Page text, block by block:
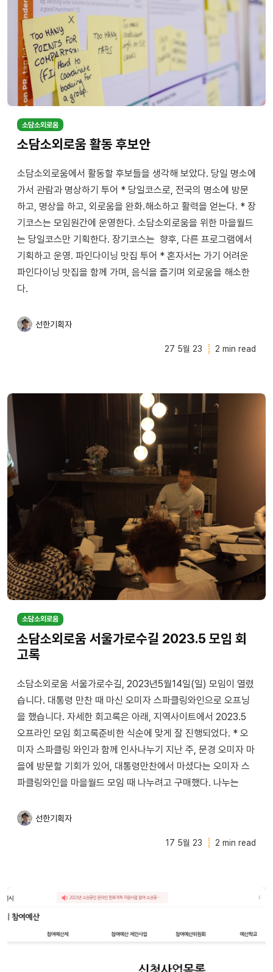
소담소외로움
소담소외로움 활동 후보안
소담소외로움에서 활동할 후보들을 생각해 보았다. 당일 명소에
가서 관람과 명상하기 투어 * 당일코스로, 전국의 명소에 방문
하고, 명상을 하고, 외로움을 완화.해소하고 활력을 얻는다. * 장
기코스는 모임원간에 운영한다. 소담소외로움을 위한 마을월드
는 당일코스만 기획한다. 장기코스는 향후, 다른 프로그램에서
기획하고 운영. 파인다이닝 맛집 투어 * 혼자서는 가기 어려운
파인다이닝 맛집을 함께 가며, 음식을 즐기며 외로움을 해소한
다.
선한기획자
27 5월 23 2 min read
소담소외로움
소담소외로움 서울가로수길 2023.5 모임 회
고록
소담소외로움 서울가로수길, 2023년5월14일(일) 모임이 열렸
습니다. 대통령 만찬 때 마신 오미자 스파클링와인으로 오프닝
을 했습니다. 자세한 회고록은 아래, 지역사이트에서 2023.5
오프라인 모임 회고록준비한 식순에 맞게 잘 진행되었다. * 오
미자 스파클링 와인과 함께 인사나누기 지난 주, 문경 오미자 마
을에 방문할 기회가 있어, 대통령만찬에서 마셨다는 오미자 스
파클링와인을 마을월드 모임 때 나누려고 구매했다. 나누는
선한기획자
17 5월 23 2 min read